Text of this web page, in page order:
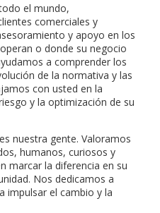
el mundo,
comerciales y
y apoyo en los
o donde su negocio
a comprender los
de la normativa y las
con usted en la
y la optimización de su
nuestra gente. Valoramos
humanos, curiosos y
marcar la diferencia en su
Nos dedicamos a
impulsar el cambio y la